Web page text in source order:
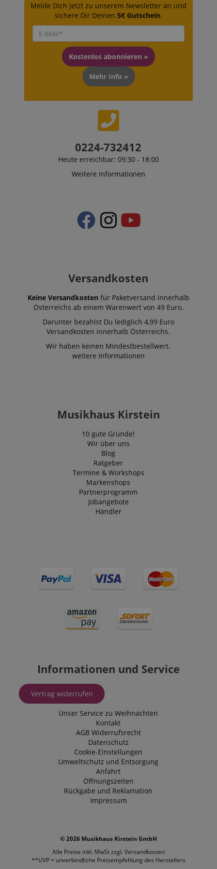
Melde Dich jetzt zu unserem Newsletter an und
sichere Dir Deinen 5€ Gutschein.
Kostenlos abonnieren »
Mehr Info »
0224-732412
Heute erreichbar: 09:30 - 18:00
Weitere Informationen
Versandkosten
Keine Versandkosten für Paketversand innerhalb
Österreichs ab einem Warenwert von 49 Euro.
Darunter bezahlst Du lediglich 4,99 Euro
Versandkosten innerhalb Österreichs.
Wir haben keinen Mindestbestellwert.
weitere Informationen
Musikhaus Kirstein
10 gute Gründe!
Wir über uns
Blog
Ratgeber
Termine & Workshops
Markenshops
Partnerprogramm
Jobangebote
Händler
Informationen und Service
Vertrag widerrufen
Unser Service zu Weihnachten
Kontakt
AGB Widerrufsrecht
Datenschutz
Cookie-Einstellungen
Umweltschutz und Entsorgung
Anfahrt
Öffnungszeiten
Rückgabe und Reklamation
Impressum
© 2026 Musikhaus Kirstein GmbH
Alle Preise inkl. MwSt zzgl. Versandkosten
**UVP = unverbindliche Preisempfehlung des Herstellers